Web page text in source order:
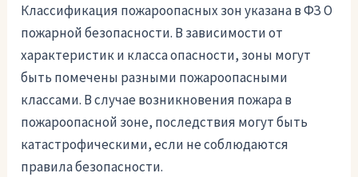
Классификация пожароопасных зон указана в ФЗ О
пожарной безопасности. В зависимости от
характеристик и класса опасности, зоны могут
быть помечены разными пожароопасными
классами. В случае возникновения пожара в
пожароопасной зоне, последствия могут быть
катастрофическими, если не соблюдаются
правила безопасности.